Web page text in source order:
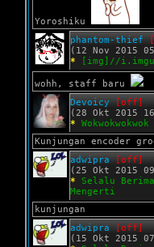
Yoroshiku
phantom-thief
(12 Nov 2015
*
[img]//
wohh, staff baru
Devoicy [off]
(28 Okt 2015
*
Kunjungan encoder
adwipra [off]
(25 Okt 2015
*
Selalu
Mengerti
kunjungan
adwipra [off]
(15 Okt 2015